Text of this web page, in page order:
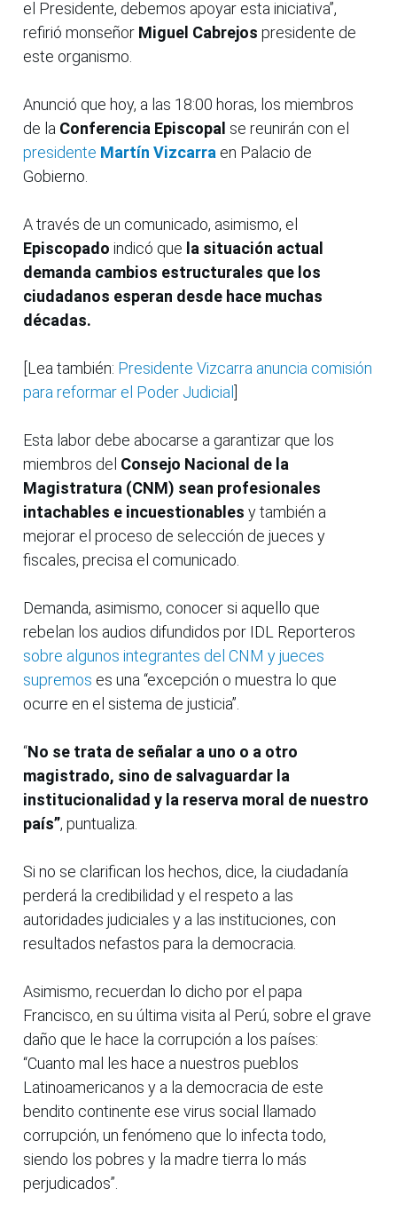
el Presidente, debemos apoyar esta iniciativa”,
refirió monseñor Miguel Cabrejos presidente de
este organismo.
Anunció que hoy, a las 18:00 horas, los miembros
de la Conferencia Episcopal se reunirán con el
presidente Martín Vizcarra en Palacio de
Gobierno.
A través de un comunicado, asimismo, el
Episcopado indicó que la situación actual
demanda cambios estructurales que los
ciudadanos esperan desde hace muchas
décadas.
[Lea también: Presidente Vizcarra anuncia comisión
para reformar el Poder Judicial
Esta labor debe abocarse a garantizar que los
miembros del Consejo Nacional de la
Magistratura (CNM) sean profesionales
intachables e incuestionables y también a
mejorar el proceso de selección de jueces y
fiscales, precisa el comunicado.
Demanda, asimismo, conocer si aquello que
rebelan los audios difundidos por IDL Reporteros
sobre algunos integrantes del CNM y jueces
supremos es una “excepción o muestra lo que
ocurre en el sistema de justicia”.
“No se trata de señalar a uno o a otro
magistrado, sino de salvaguardar la
institucionalidad y la reserva moral de nuestro
país”, puntualiza.
Si no se clarifican los hechos, dice, la ciudadanía
perderá la credibilidad y el respeto a las
autoridades judiciales y a las instituciones, con
resultados nefastos para la democracia.
Asimismo, recuerdan lo dicho por el papa
Francisco, en su última visita al Perú, sobre el grave
daño que le hace la corrupción a los países:
“Cuanto mal les hace a nuestros pueblos
Latinoamericanos y a la democracia de este
bendito continente ese virus social llamado
corrupción, un fenómeno que lo infecta todo,
siendo los pobres y la madre tierra lo más
perjudicados”.